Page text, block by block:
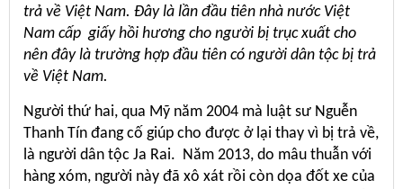
trả về Việt Nam. Đây là lần đầu tiên nhà nước Việt
Nam cấp giấy hồi hương cho người bị trục xuất cho
nên đây là trường hợp đầu tiên có người dân tộc bị trả
về Việt Nam.
Người thứ hai, qua Mỹ năm 2004 mà luật sư Nguễn
Thanh Tín đang cố giúp cho được ở lại thay vì bị trả về,
là người dân tộc Ja Rai. Năm 2013, do mâu thuẫn với
hàng xóm, người này đã xô xát rồi còn dọa đốt xe của